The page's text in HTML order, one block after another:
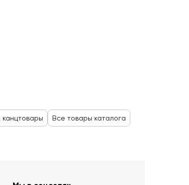
канцтовары Все товары каталога